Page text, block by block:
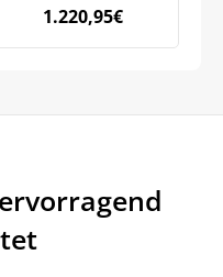
1.220,95€